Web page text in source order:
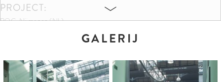
PROJECT:
ROC, Nijmegen (NL)
KLEUREN EN FORMATEN:
Objektfarbe Montero
Außenbereich
GALERIJ